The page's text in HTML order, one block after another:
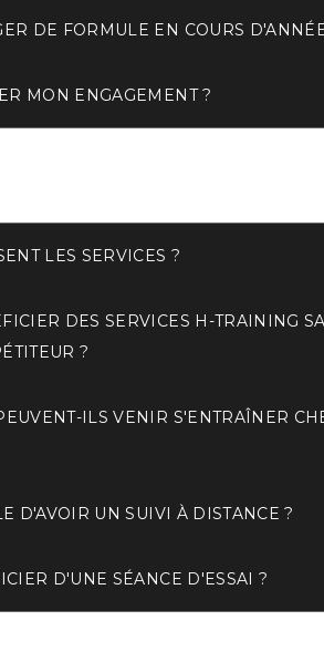
DE FORMULE EN COURS
MON ENGAGEMENT ?
LES SERVICES ?
DES SERVICES H-TRAINING
?
ILS VENIR S'ENTRAÎNER
D'AVOIR UN SUIVI À DISTANCE ?
D'UNE SÉANCE D'ESSAI ?